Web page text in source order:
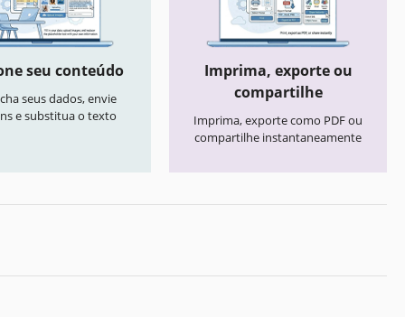
seu conteúdo
seus dados, envie
e substitua o texto
Imprima, exporte ou
compartilhe
Imprima, exporte como PDF ou
compartilhe instantaneamente